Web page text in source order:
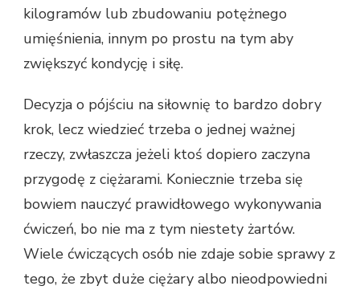
kilogramów lub zbudowaniu potężnego
umięśnienia, innym po prostu na tym aby
zwiększyć kondycję i siłę.
Decyzja o pójściu na siłownię to bardzo dobry
krok, lecz wiedzieć trzeba o jednej ważnej
rzeczy, zwłaszcza jeżeli ktoś dopiero zaczyna
przygodę z ciężarami. Koniecznie trzeba się
bowiem nauczyć prawidłowego wykonywania
ćwiczeń, bo nie ma z tym niestety żartów.
Wiele ćwiczących osób nie zdaje sobie sprawy z
tego, że zbyt duże ciężary albo nieodpowiedni